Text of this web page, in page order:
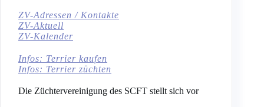
ZV-Adressen / Kontakte
ZV-Aktuell
ZV-Kalender
Infos: Terrier kaufen
Infos: Terrier züchten
Die Züchtervereinigung des SCFT stellt sich vor